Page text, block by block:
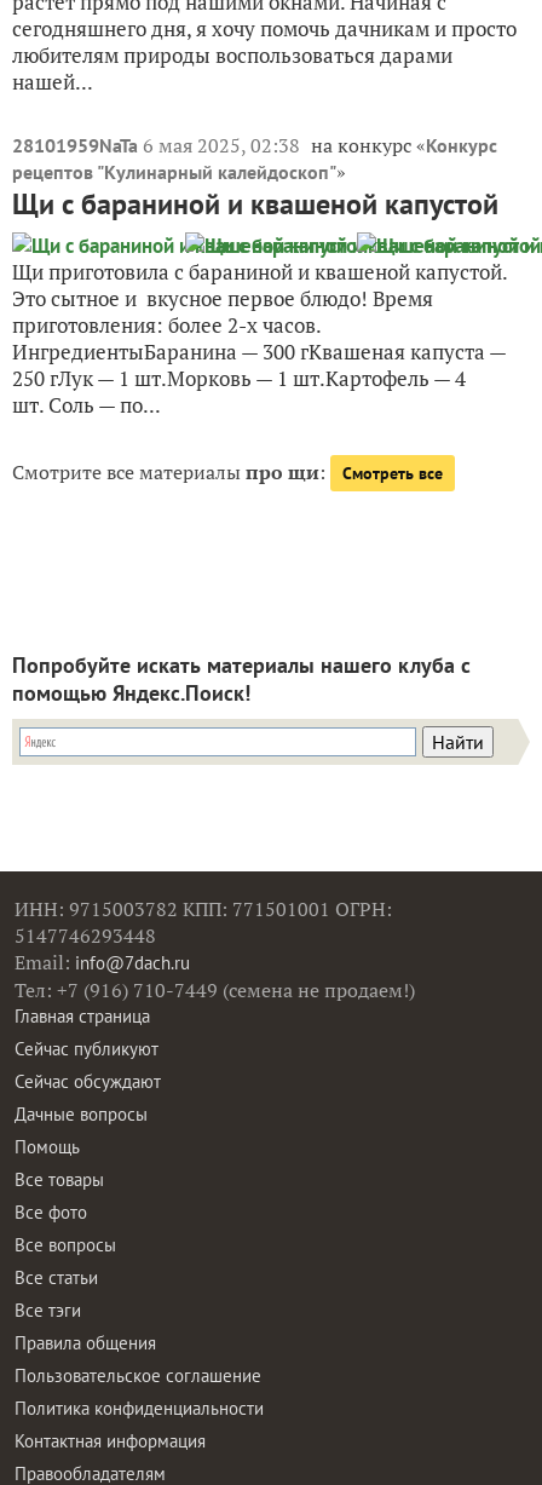
сегодняшнего дня, я хочу помочь дачникам и просто
любителям природы воспользоваться дарами
нашей...
28101959NaTa 6 мая 2025, 02:38 на конкурс «Конкурс
рецептов "Кулинарный калейдоскоп"»
Щи с бараниной и квашеной капустой
Щи приготовила с бараниной и квашеной капустой.
Это сытное и вкусное первое блюдо! Время
приготовления: более 2-х часов.
ИнгредиентыБаранина — 300 гКвашеная капуста —
250 гЛук — 1 шт.Морковь — 1 шт.Картофель — 4
шт. Соль — по...
Смотрите все материалыпро щи: Смотреть все
Попробуйте искать материалы нашего клуба с
помощью Яндекс.Поиск!
ИНН: 9715003782 КПП: 771501001 ОГРН:
5147746293448
Email: info@7dach.ru
Тел: +7 (916) 710-7449 (семена не продаем!)
Главная страница
Сейчас публикуют
Сейчас обсуждают
Дачные вопросы
Помощь
Все товары
Все фото
Все вопросы
Все статьи
Все тэги
Правила общения
Пользовательское соглашение
Политика конфиденциальности
Контактная информация
Правообладателям